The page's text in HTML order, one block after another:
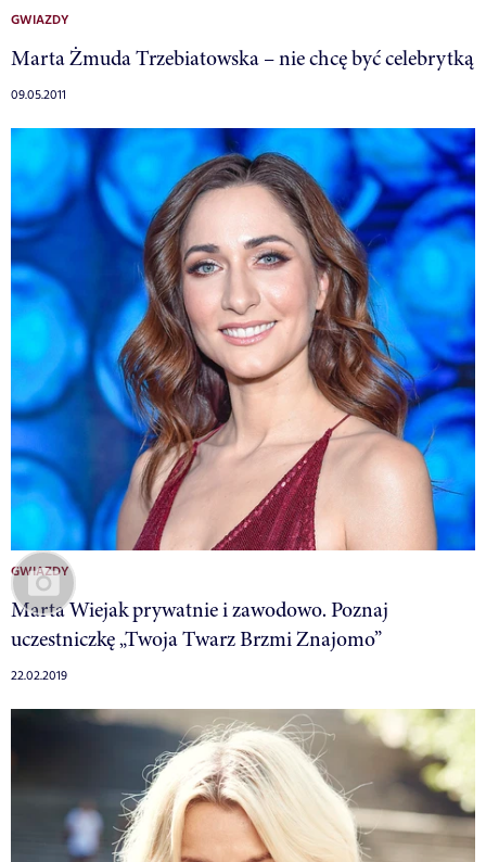
GWIAZDY
Marta Żmuda Trzebiatowska – nie chcę być celebrytką
09.05.2011
GWIAZDY
Marta Wiejak prywatnie i zawodowo. Poznaj
uczestniczkę „Twoja Twarz Brzmi Znajomo”
22.02.2019